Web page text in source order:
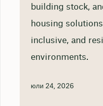
building stock,
housing
inclusive, and
environments.
юли 24, 2026